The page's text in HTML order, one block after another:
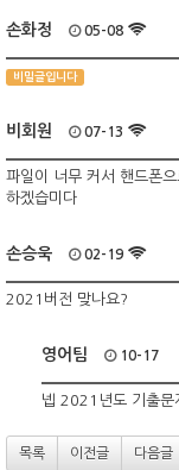
손화정 05-08
비밀글입니다
비회원 07-13
파일이 너무 커서 핸드폰
하겠습미다
손승욱 02-19
2021버전 맞나요?
영어팀 10-17
넵 2021년도 기출문
목록 이전글 다음글